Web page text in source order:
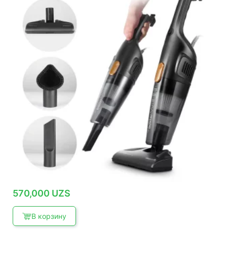
570,000 UZS
В корзину